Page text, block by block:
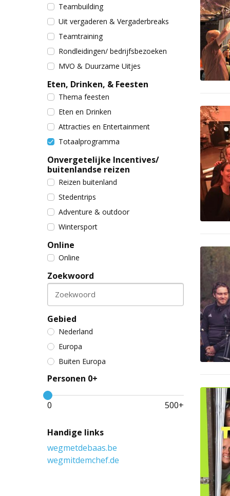
Teambuilding
Uit vergaderen & Vergaderbreaks
Teamtraining
Rondleidingen/ bedrijfsbezoeken
MVO & Duurzame Uitjes
Eten, Drinken, & Feesten
Thema feesten
Eten en Drinken
Attracties en Entertainment
Totaalprogramma
Onvergetelijke Incentives/
buitenlandse reizen
Reizen buitenland
Stedentrips
Adventure & outdoor
Wintersport
Online
Online
Zoekwoord
Zoekwoord
Gebied
Nederland
Europa
Buiten Europa
Personen 0+
0 500+
Handige links
wegmetdebaas.be
wegmitdemchef.de